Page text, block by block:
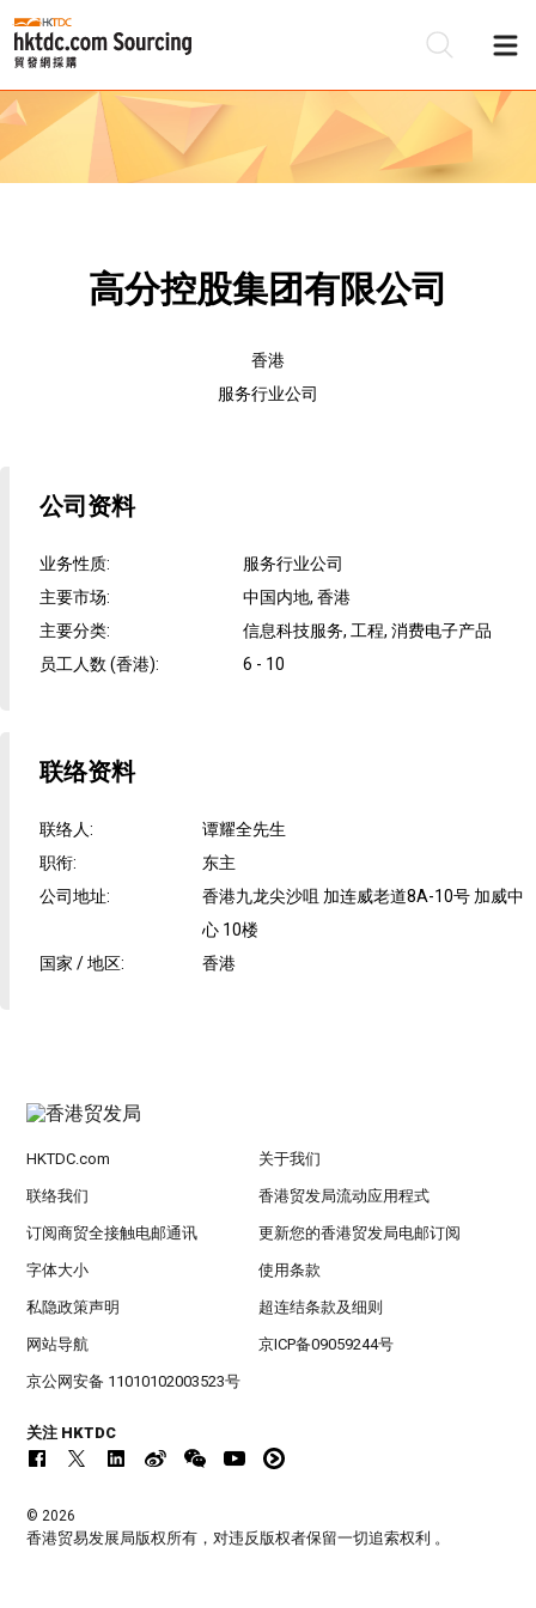
高分控股集团有限公司
香港
服务行业公司
公司资料
业务性质:
服务行业公司
主要市场:
中国内地, 香港
主要分类:
信息科技服务, 工程, 消费电子产品
员工人数 (香港): 6 - 10
联络资料
联络人:
谭耀全先生
职衔:
东主
公司地址:
香港九龙尖沙咀 加连威老道8A-10号 加威中
心 10楼
国家 / 地区: 香港
HKTDC.com 关于我们
联络我们 香港贸发局流动应用程式
订阅商贸全接触电邮通讯 更新您的香港贸发局电邮订阅
字体大小 使用条款
私隐政策声明 超连结条款及细则
网站导航 京ICP备09059244号
京公网安备 11010102003523号
关注 HKTDC
© 2026
香港贸易发展局版权所有，对违反版权者保留一切追索权利 。